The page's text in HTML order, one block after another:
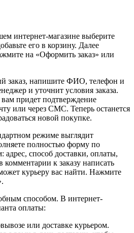
интернет-магазине выберите
его в корзину. Далее
на «Оформить заказ» или
заказ, напишите ФИО, телефон и
и уточнит условия заказа.
вам придет подтверждение
или через СМС. Теперь останется
новой покупке.
режиме выглядит
полностью форму по
адрес, способ доставки, оплаты,
комментарии к заказу написать
курьеру вас найти. Нажмите
способом. В интернет-
оплаты:
или доставке курьером.